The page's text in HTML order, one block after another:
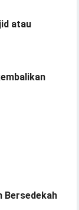
atau
Bersedekah